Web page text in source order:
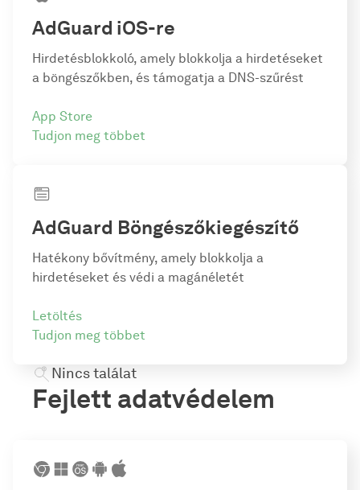
AdGuard iOS-re
Hirdetésblokkoló, amely blokkolja a hirdetéseket
a böngészőkben, és támogatja a DNS-szűrést
Tudjon meg többet
App Store
AdGuard Böngészőkiegészítő
Hatékony bővítmény, amely blokkolja a
hirdetéseket és védi a magánéletét
Tudjon meg többet
Letöltés
Nincs találat
Fejlett adatvédelem